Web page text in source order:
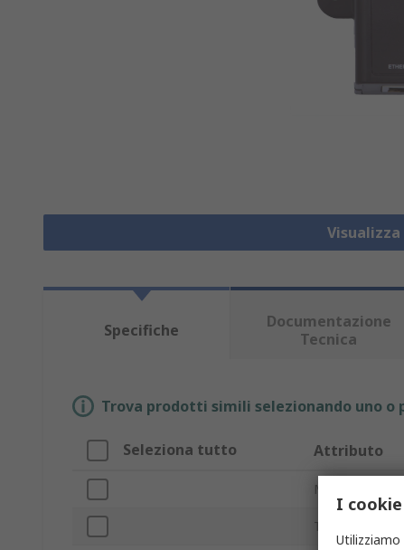
Specifiche
Documentazione
Tecnica
Trova prodotti simili selezionando uno
Seleziona tutto Attributo
Marchio
Tipo prodotto
I